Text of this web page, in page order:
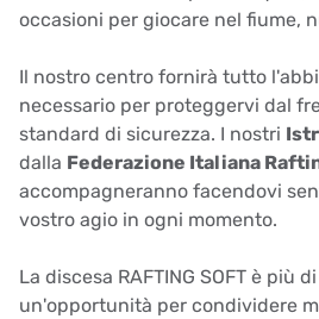
occasioni per giocare nel fiume,
Il nostro centro fornirà tutto
necessario per proteggervi dal
standard di sicurezza. I nostri
dalla Federazione Italiana
accompagneranno facendovi
vostro agio in ogni momento.
La discesa RAFTING SOFT è più
un'opportunità per condividere